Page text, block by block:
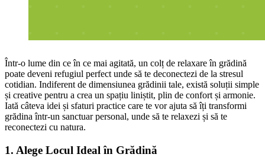
Într-o lume din ce în ce mai agitată, un colț de relaxare în grădină
poate deveni refugiul perfect unde să te deconectezi de la stresul
cotidian. Indiferent de dimensiunea grădinii tale, există soluții simple
și creative pentru a crea un spațiu liniștit, plin de confort și armonie.
Iată câteva idei și sfaturi practice care te vor ajuta să îți transformi
grădina într-un sanctuar personal, unde să te relaxezi și să te
reconectezi cu natura.
1. Alege Locul Ideal în Grădină